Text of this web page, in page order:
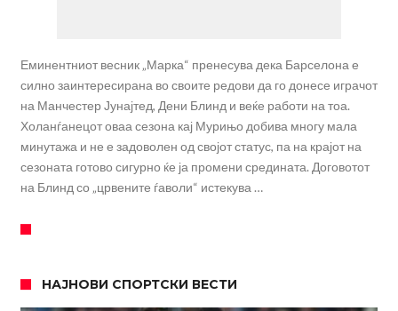
Еминентниот весник „Марка“ пренесува дека Барселона е
силно заинтересирана во своите редови да го донесе играчот
на Манчестер Јунајтед, Дени Блинд и веќе работи на тоа.
Холанѓанецот оваа сезона кај Мурињо добива многу мала
минутажа и не е задоволен од својот статус, па на крајот на
сезоната готово сигурно ќе ја промени средината. Договотот
на Блинд со „црвените ѓаволи“ истекува …
НАЈНОВИ СПОРТСКИ ВЕСТИ